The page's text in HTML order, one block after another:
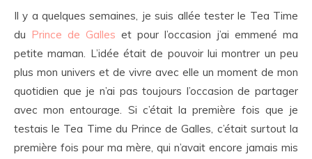
Il y a quelques semaines, je suis allée tester le Tea Time
du Prince de Galles et pour l’occasion j’ai emmené ma
petite maman. L’idée était de pouvoir lui montrer un peu
plus mon univers et de vivre avec elle un moment de mon
quotidien que je n’ai pas toujours l’occasion de partager
avec mon entourage. Si c’était la première fois que je
testais le Tea Time du Prince de Galles, c’était surtout la
première fois pour ma mère, qui n’avait encore jamais mis